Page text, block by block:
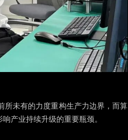
所未有的力度重构生产力边界，而算
产业持续升级的重要瓶颈。